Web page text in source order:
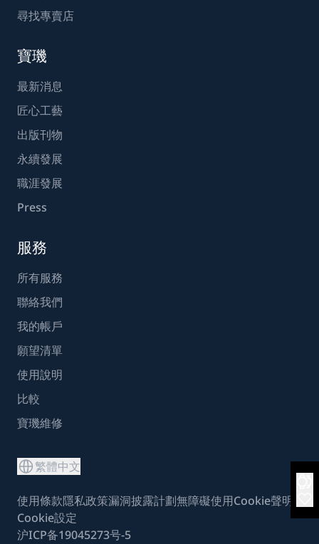
尋找專賣店
寶璣
最新消息
匠心工藝
出版刊物
永續發展
職涯發展
Press
服務
所有服務
聯絡我們
我的帳戶
願望清單
使用說明
比較
寶璣維修
繁體中文
使用條款隱私政策漏洞披露計劃無障礙使用Cookie聲明
Cookie設定
沪ICP备19045273号-5